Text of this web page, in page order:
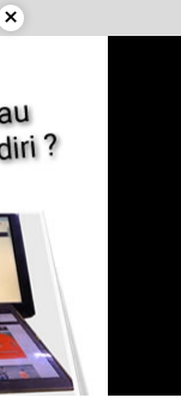
×